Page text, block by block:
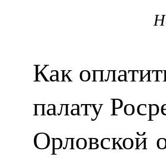
Как
палату
Орловской